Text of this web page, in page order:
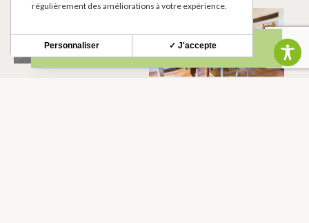
POUCHARRAMET
HOSPITALIERS
POUCHARRAMET
régulièrement des améliorations à votre expérience.
✓ J'accepte
Personnaliser